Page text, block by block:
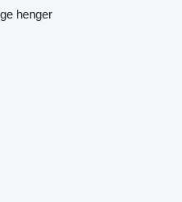
henger